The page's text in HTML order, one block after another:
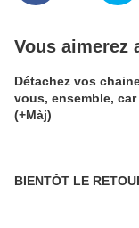
Vous aimerez
Détachez vos
vous, ensemble,
(+Màj)
BIENTÔT LE